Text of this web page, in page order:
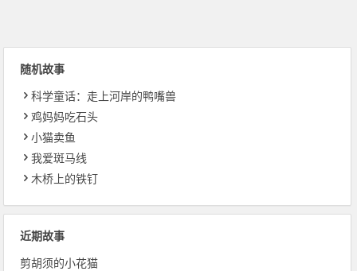
随机故事
科学童话：走上河岸的鸭嘴兽
鸡妈妈吃石头
小猫卖鱼
我爱斑马线
木桥上的铁钉
近期故事
剪胡须的小花猫